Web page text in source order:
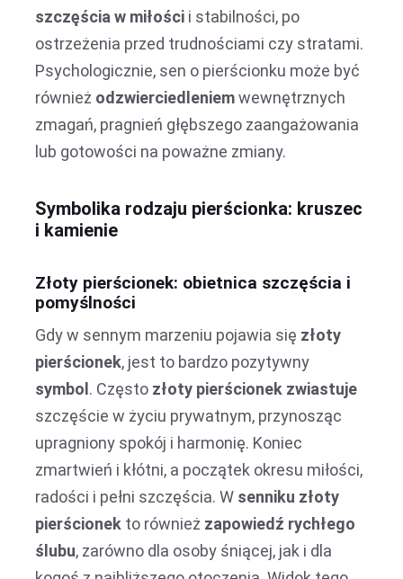
szczęścia w miłości i stabilności, po
ostrzeżenia przed trudnościami czy stratami.
Psychologicznie, sen o pierścionku może być
również odzwierciedleniemwewnętrznych
zmagań, pragnień głębszego zaangażowania
lub gotowości na poważne zmiany.
Symbolika rodzaju pierścionka: kruszec
i kamienie
Złoty pierścionek: obietnica szczęścia i
pomyślności
Gdy w sennym marzeniu pojawia się złoty
pierścionek, jest to bardzo pozytywny
symbol . Często złoty pierścionek zwiastuje
szczęście w życiu prywatnym, przynosząc
upragniony spokój i harmonię. Koniec
zmartwień i kłótni, a początek okresu miłości,
radości i pełni szczęścia. W senniku złoty
pierścionek to również zapowiedź rychłego
ślubu, zarówno dla osoby śniącej, jak i dla